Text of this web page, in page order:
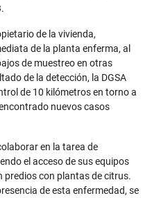
de la vivienda,
de la planta enferma, al
de muestreo en otras
de la detección, la DGSA
de 10 kilómetros en torno a
nuevos casos
en la tarea de
el acceso de sus equipos
predios con plantas de citrus.
de esta enfermedad, se